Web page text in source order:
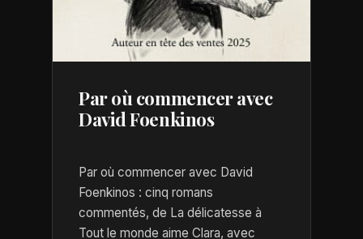
Par où commencer avec
David Foenkinos
Par où commencer avec David
Foenkinos : cinq romans
commentés, de La délicatesse à
Tout le monde aime Clara, avec